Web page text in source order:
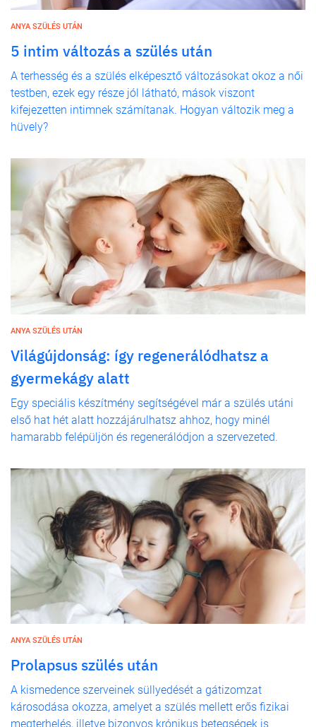
ANYA SZÜLÉS UTÁN
5 intim változás a szülés után
A terhesség és a szülés elképesztő változásokat okoz a női
testben, ezek egy része jól látható, mások viszont
kifejezetten intimnek számítanak. Hogyan változik meg a
hüvely?
ANYA SZÜLÉS UTÁN
Világújdonság: így regenerálódhatsz a
gyermekágy alatt
Egy speciális készítmény segítségével már a szülés utáni
első hat hét alatt hozzájárulhatsz ahhoz, hogy minél
hamarabb felépüljön és regenerálódjon a szervezeted.
ANYA SZÜLÉS UTÁN
Prolapsus szülés után
A kismedence szerveinek süllyedését a gátizomzat
károsodása okozza, amelyet a szülés mellett erős fizikai
megterhelés, illetve bizonyos krónikus betegségek is